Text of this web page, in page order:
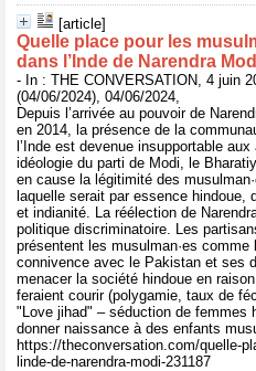
[article]
Quelle place pour les
dans l’Inde de Narendra
- In : THE CONVERSATION, 4 juin
(04/06/2024), 04/06/2024,
Depuis l’arrivée au pouvoir de
en 2014, la présence de la
l’Inde est devenue insupportable
idéologie du parti de Modi, le
en cause la légitimité des
laquelle serait par essence hindoue,
et indianité. La réélection de
politique discriminatoire. Les
présentent les musulman·es comme
connivence avec le Pakistan et ses
menacer la société hindoue en
feraient courir (polygamie, taux de
"Love jihad" – séduction de femmes
donner naissance à des enfants
https://theconversation.com/quelle-
linde-de-narendra-modi-231187